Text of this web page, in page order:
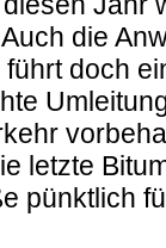
die
doch
letzte
pünktlich